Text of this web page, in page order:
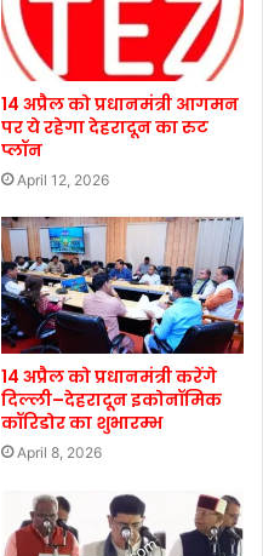
14 अप्रैल को प्रधानमंत्री आगमन
पर ये रहेगा देहरादून का रुट
प्लॉन
April 12, 2026
14 अप्रैल को प्रधानमंत्री करेंगे
दिल्ली–देहरादून इकोनॉमिक
कॉरिडोर का शुभारम्भ
April 8, 2026